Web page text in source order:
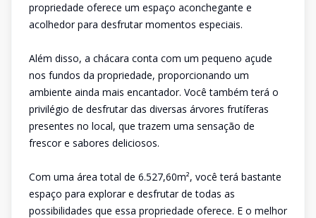
propriedade oferece um espaço aconchegante e
acolhedor para desfrutar momentos especiais.
Além disso, a chácara conta com um pequeno açude
nos fundos da propriedade, proporcionando um
ambiente ainda mais encantador. Você também terá o
privilégio de desfrutar das diversas árvores frutíferas
presentes no local, que trazem uma sensação de
frescor e sabores deliciosos.
Com uma área total de 6.527,60m², você terá bastante
espaço para explorar e desfrutar de todas as
possibilidades que essa propriedade oferece. E o melhor